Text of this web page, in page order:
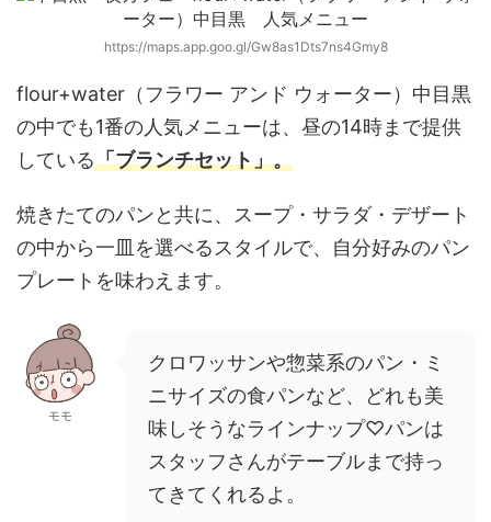
https://maps.app.goo.gl/Gw8as1Dts7ns4Gmy8
flour+water（フラワー アンド ウォーター）中目黒
の中でも1番の人気メニューは、昼の14時まで提供
している「ブランチセット」。
焼きたてのパンと共に、スープ・サラダ・デザート
の中から一皿を選べるスタイルで、自分好みのパン
プレートを味わえます。
モモ
クロワッサンや惣菜系のパン・ミ
ニサイズの食パンなど、どれも美
味しそうなラインナップ♡パンは
スタッフさんがテーブルまで持っ
てきてくれるよ。